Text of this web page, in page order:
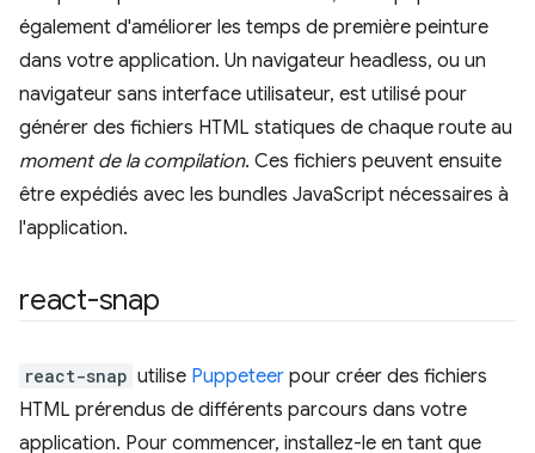
également d'améliorer les temps de première peinture
dans votre application. Un navigateur headless, ou un
navigateur sans interface utilisateur, est utilisé pour
générer des fichiers HTML statiques de chaque route au
moment de la compilation. Ces fichiers peuvent ensuite
être expédiés avec les bundles JavaScript nécessaires à
l'application.
react-snap
react-snap utilise Puppeteer pour créer des fichiers
HTML prérendus de différents parcours dans votre
application. Pour commencer, installez-le en tant que